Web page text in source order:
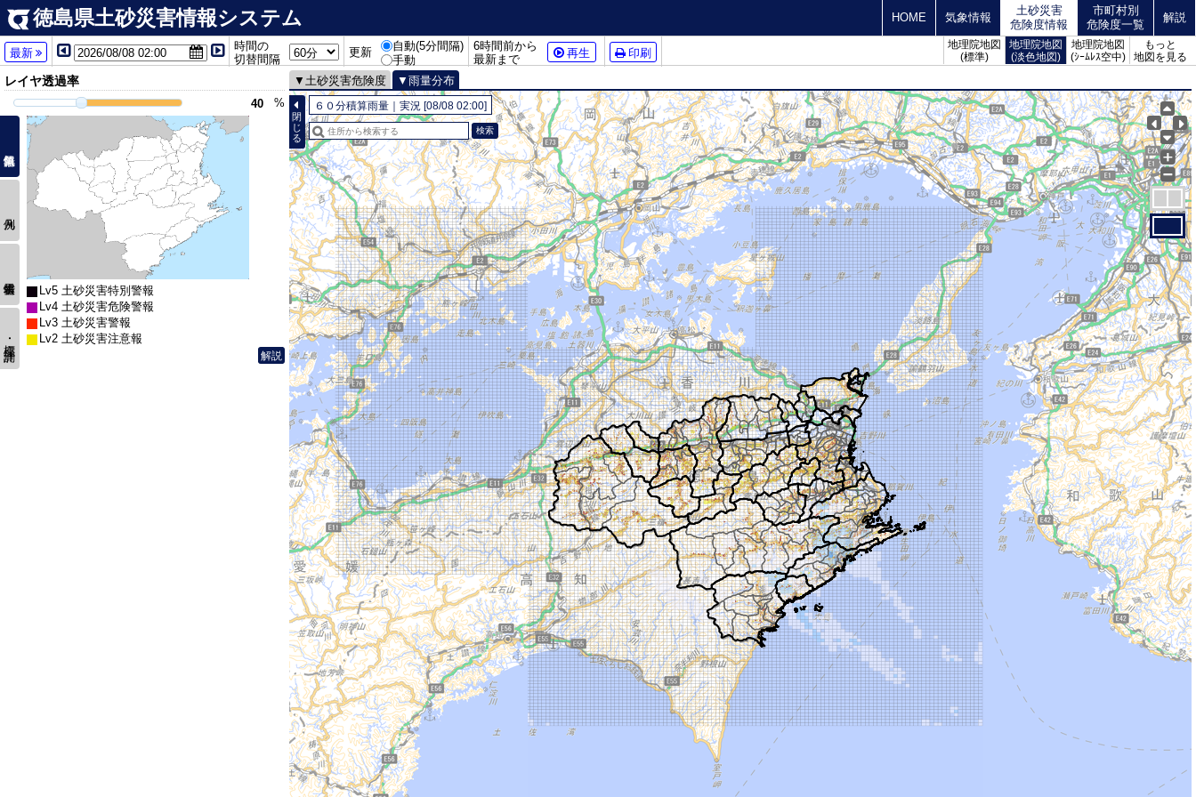
徳島県土砂災害情報システム HOME 気象情報
土砂災害
危険度情報
市町村別
危険度一覧
解説
最新
時間の
切替間隔
更新
自動(5分間隔)
手動
6時間前から
最新まで
再生 印刷
地理院地図
(標準)
地理院地図
(淡色地図)
地理院地図
(ｼｰﾑﾚｽ空中)
もっと
地図を見る
レイヤ透過率
%
座標･計測
Lv5 土砂災害特別警報
Lv4 土砂災害危険警報
Lv3 土砂災害警報
Lv2 土砂災害注意報
解説
閉
じ
る
土砂災害危険度 雨量分布
６０分積算雨量｜実況 [08/08 02:00]